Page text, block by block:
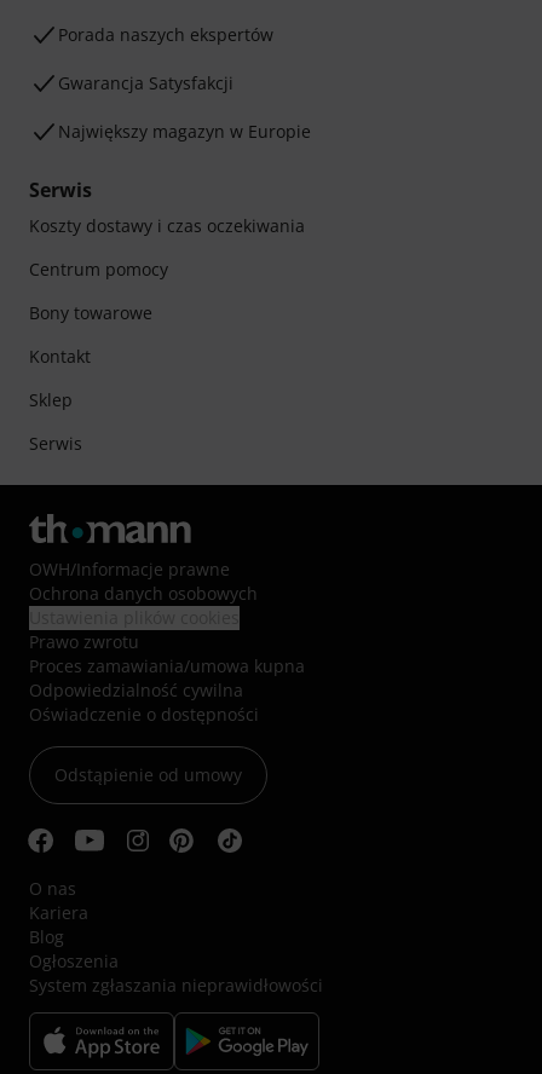
Porada naszych ekspertów
Gwarancja Satysfakcji
Największy magazyn w Europie
Serwis
Koszty dostawy i czas oczekiwania
Centrum pomocy
Bony towarowe
Kontakt
Sklep
Serwis
OWH/Informacje prawne
Ochrona danych osobowych
Prawo zwrotu
Proces zamawiania/umowa kupna
Odpowiedzialność cywilna
Oświadczenie o dostępności
Odstąpienie od umowy
O nas
Kariera
Blog
Ogłoszenia
System zgłaszania nieprawidłowości